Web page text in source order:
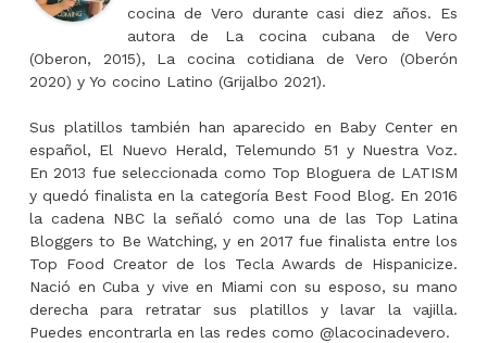
cocina de Vero durante casi diez años. Es
autora de La cocina cubana de Vero
(Oberon, 2015), La cocina cotidiana de Vero (Oberón
2020) y Yo cocino Latino (Grijalbo 2021).
Sus platillos también han aparecido en Baby Center en
español, El Nuevo Herald, Telemundo 51 y Nuestra Voz.
En 2013 fue seleccionada como Top Bloguera de LATISM
y quedó finalista en la categoría Best Food Blog. En 2016
la cadena NBC la señaló como una de las Top Latina
Bloggers to Be Watching, y en 2017 fue finalista entre los
Top Food Creator de los Tecla Awards de Hispanicize.
Nació en Cuba y vive en Miami con su esposo, su mano
derecha para retratar sus platillos y lavar la vajilla.
Puedes encontrarla en las redes como @lacocinadevero.